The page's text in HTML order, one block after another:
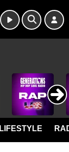
LIFESTYLE